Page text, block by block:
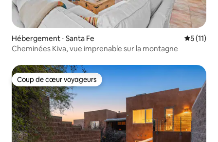
Hébergement ⋅ Santa Fe
5 (11)
Cheminées Kiva, vue imprenable sur la montagne
Coup de cœur voyageurs
Coup de cœur voyageurs